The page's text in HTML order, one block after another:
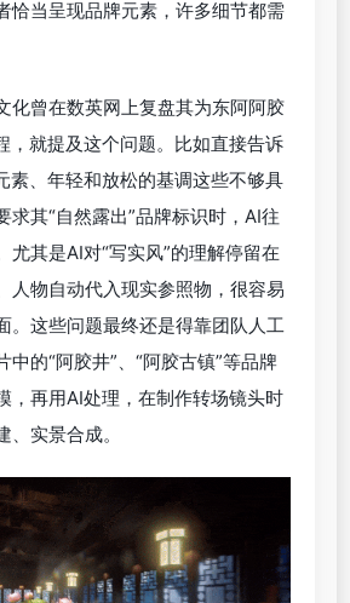
“变脸”问题，片中主角的长相始终
试了无数次后才找到唯一一个符合
不禁调侃，“就像奇异博士所说
，只有一个取得胜利”。
也尚存缺陷，不一定能读懂品牌方
恰当呈现品牌元素，许多细节都需
化曾在数英网上复盘其为东阿阿胶
，就提及这个问题。比如直接告诉
素、年轻和放松的基调这些不够具
其“自然露出”品牌标识时，AI往
人物自动代入现实参照物，很容易
。这些问题最终还是得靠团队人工
中的“阿胶井”、“阿胶古镇”等品牌